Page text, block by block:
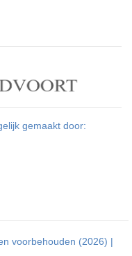
gemaakt door:
voorbehouden (2026) |